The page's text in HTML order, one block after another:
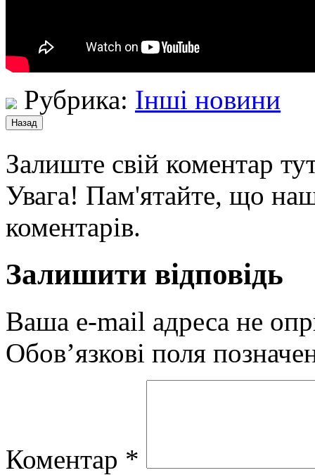
Рубрика: Інші новини
Залиште свій коментар
Увага! Пам'ятайте, що
коментарів.
Залишити відповідь
Ваша e-mail адреса не
Обов’язкові поля
Коментар *